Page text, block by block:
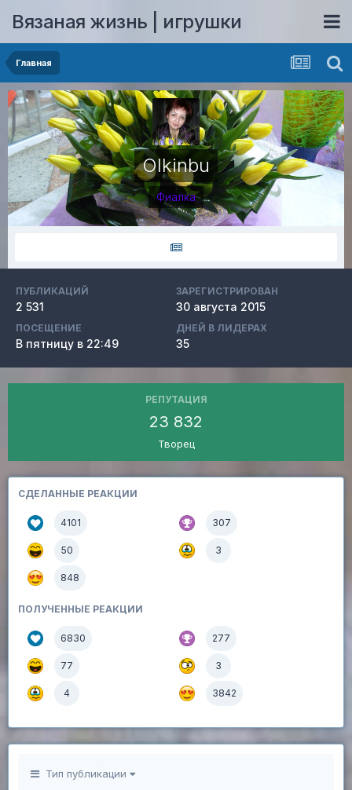
Вязаная жизнь | игрушки
Главная
Olkinbu
Фиалка
ПУБЛИКАЦИЙ
2 531
ЗАРЕГИСТРИРОВАН
30 августа 2015
ПОСЕЩЕНИЕ
В пятницу в 22:49
ДНЕЙ В ЛИДЕРАХ
35
РЕПУТАЦИЯ
23 832
Творец
СДЕЛАННЫЕ РЕАКЦИИ
4101 307
50 3
848
ПОЛУЧЕННЫЕ РЕАКЦИИ
6830 277
77 3
4 3842
Тип публикации